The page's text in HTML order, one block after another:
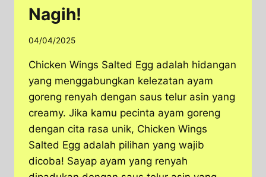
Nagih!
04/04/2025
Chicken Wings Salted Egg adalah hidangan
yang menggabungkan kelezatan ayam
goreng renyah dengan saus telur asin yang
creamy. Jika kamu pecinta ayam goreng
dengan cita rasa unik, Chicken Wings
Salted Egg adalah pilihan yang wajib
dicoba! Sayap ayam yang renyah